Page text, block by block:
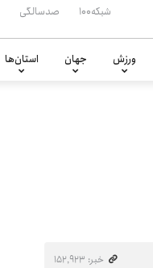
شبکه۱۰۰ صدسالگی
ورزش جهان استان‌ها
خبر: ۱۵۲٬۹۲۳